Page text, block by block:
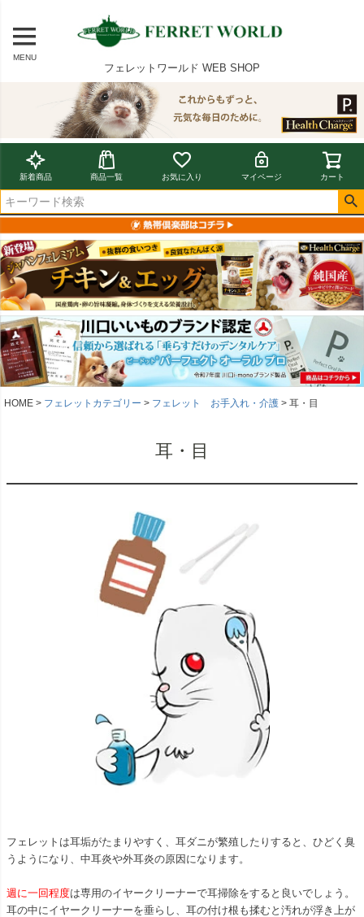
MENU
フェレットワールド WEB SHOP
新着商品 商品一覧 お気に入り マイページ カート
HOME フェレットカテゴリー フェレット お手入れ・介護 耳・目
耳・目
フェレットは耳垢がたまりやすく、耳ダニが繁殖したりすると、ひどく臭
うようになり、中耳炎や外耳炎の原因になります。
週に一回程度は専用のイヤークリーナーで耳掃除をすると良いでしょう。
耳の中にイヤークリーナーを垂らし、耳の付け根も揉むと汚れが浮き上が